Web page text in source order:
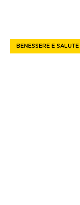
BENESSERE E SALUTE